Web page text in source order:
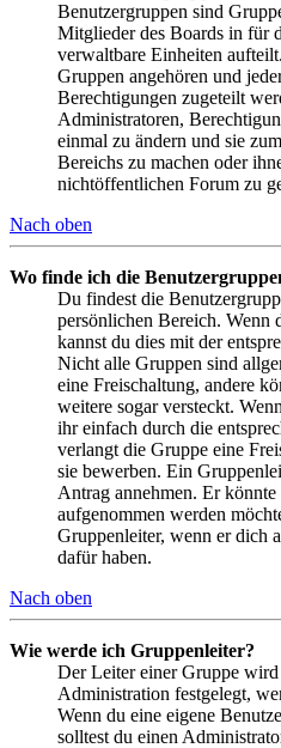
Benutzergruppen sind
Mitglieder des Boards in für
verwaltbare Einheiten
Gruppen angehören und
Berechtigungen zugeteilt
Administratoren,
einmal zu ändern und sie
Bereichs zu machen oder
nichtöffentlichen Forum zu
Nach oben
Wo finde ich die
Du findest die
persönlichen Bereich. Wenn
kannst du dies mit der
Nicht alle Gruppen sind
eine Freischaltung, andere
weitere sogar versteckt.
ihr einfach durch die
verlangt die Gruppe eine
sie bewerben. Ein
Antrag annehmen. Er
aufgenommen werden
Gruppenleiter, wenn er dich
dafür haben.
Nach oben
Wie werde ich Gruppenleiter?
Der Leiter einer Gruppe
Administration festgelegt,
Wenn du eine eigene
solltest du einen